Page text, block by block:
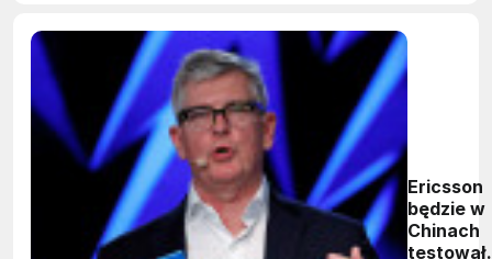
Ericsson
będzie w
Chinach
testował